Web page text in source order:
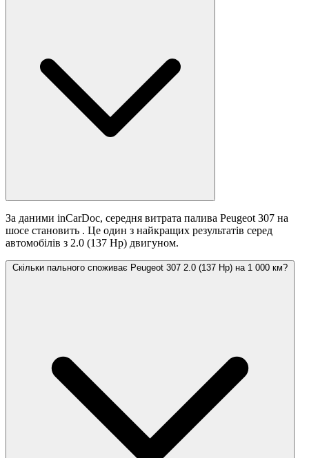
За даними inCarDoc, середня витрата палива Peugeot 307 на
шосе становить . Це один з найкращих результатів серед
автомобілів з 2.0 (137 Hp) двигуном.
Скільки пального споживає Peugeot 307 2.0 (137 Hp) на 1 000 км?